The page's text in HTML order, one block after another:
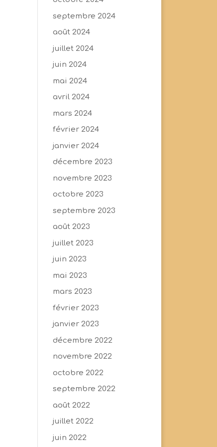
septembre 2024
août 2024
juillet 2024
juin 2024
mai 2024
avril 2024
mars 2024
février 2024
janvier 2024
décembre 2023
novembre 2023
octobre 2023
septembre 2023
août 2023
juillet 2023
juin 2023
mai 2023
mars 2023
février 2023
janvier 2023
décembre 2022
novembre 2022
octobre 2022
septembre 2022
août 2022
juillet 2022
juin 2022